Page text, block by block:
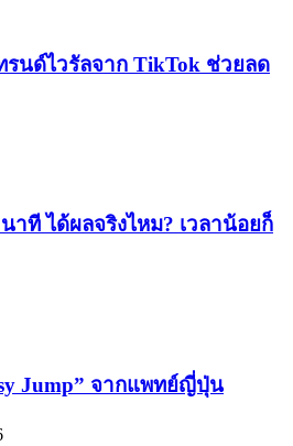
รนด์ไวรัลจาก TikTok ช่วยลด
าที ได้ผลจริงไหม? เวลาน้อยก็
Jump” จากแพทย์ญี่ปุ่น